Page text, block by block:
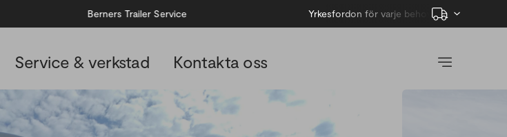
Berners Trailer Service Yrkesfordon för varje behov
Service & verkstad Kontakta oss